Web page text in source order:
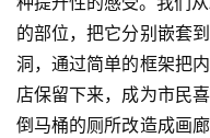
的部位，把它分别嵌套
洞，通过简单的框架把
店保留下来，成为市民
倒马桶的厕所改造成画